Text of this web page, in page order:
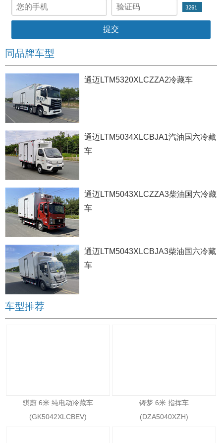
同品牌车型
通迈LTM5320XLCZZA2冷藏车
通迈LTM5034XLCBJA1汽油国六冷藏
车
通迈LTM5043XLCZZA3柴油国六冷藏
车
通迈LTM5043XLCBJA3柴油国六冷藏
车
车型推荐
骐蔚 6米 纯电动冷藏车
(GK5042XLCBEV)
铸梦 6米 指挥车
(DZA5040XZH)